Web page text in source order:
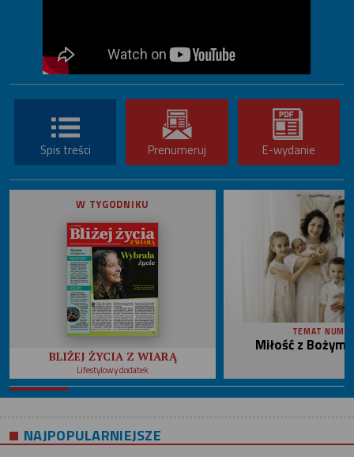
Spis treści Prenumeruj E-wydanie
W TYGODNIKU
BLIŻEJ ŻYCIA Z WIARĄ
Lifestylowy dodatek
TEMAT
Miłość z
NAJPOPULARNIEJSZE